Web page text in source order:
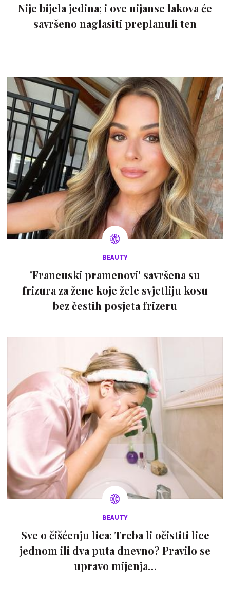
Nije bijela jedina; i ove nijanse lakova će
savršeno naglasiti preplanuli ten
BEAUTY
'Francuski pramenovi' savršena su
frizura za žene koje žele svjetliju kosu
bez čestih posjeta frizeru
BEAUTY
Sve o čišćenju lica: Treba li očistiti lice
jednom ili dva puta dnevno? Pravilo se
upravo mijenja…